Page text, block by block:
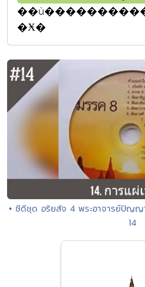
�Ӿ�
• ซีดีชุด อริยสัจ 4 พระอาจารย์ปั
14